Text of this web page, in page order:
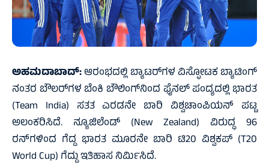
ಅಹಮದಾಬಾದ್‌:ಆರಂಭದಲ್ಲಿ ಬ್ಯಾಟರ್‌ಗಳ ವಿಸ್ಫೋಟಕ ಬ್ಯಾಟಿಂಗ್‌
ನಂತರ ಬೌಲರ್‌ಗಳ ಬೆಂಕಿ ಬೌಲಿಂಗ್‌ನಿಂದ ಫೈನಲ್‌ ಪಂದ್ಯದಲ್ಲಿ ಭಾರತ
(Team India) ಸತತ ಎರಡನೇ ಬಾರಿ ವಿಶ್ವಚಾಂಪಿಯನ್‌ ಪಟ್ಟ
ಅಲಂಕರಿಸಿದೆ. ನ್ಯೂಜಿಲೆಂಡ್‌ (New Zealand) ವಿರುದ್ಧ 96
ರನ್‌ಗಳಿಂದ ಗೆದ್ದ ಭಾರತ ಮೂರನೇ ಬಾರಿ ಟಿ20 ವಿಶ್ವಕಪ್‌ (T20
World Cup) ಗೆದ್ದು ಇತಿಹಾಸ ನಿರ್ಮಿಸಿದೆ.